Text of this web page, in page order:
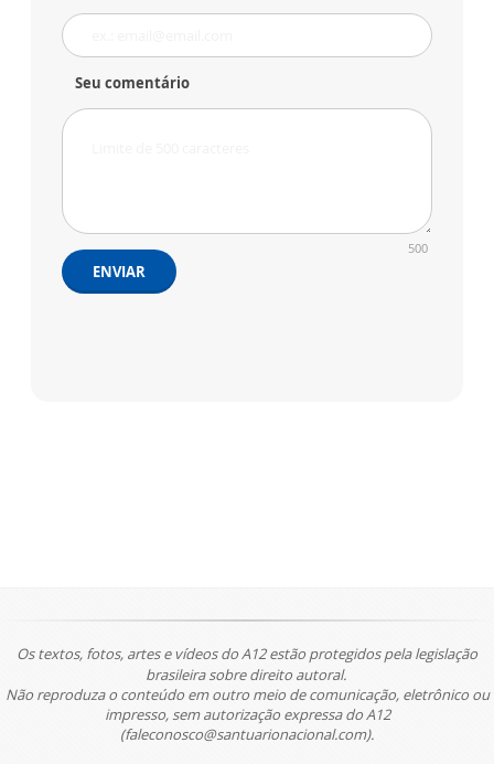
Seu comentário
500
ENVIAR
Os textos, fotos, artes e vídeos do A12 estão protegidos pela legislação
brasileira sobre direito autoral.
Não reproduza o conteúdo em outro meio de comunicação, eletrônico ou
impresso, sem autorização expressa do A12
(faleconosco@santuarionacional.com).